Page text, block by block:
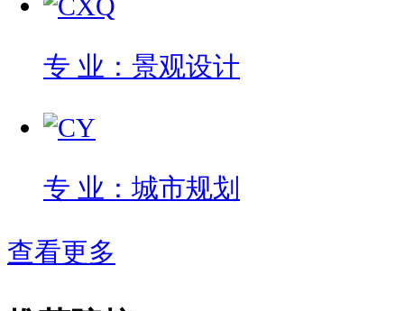
专 业：景观设计
专 业：城市规划
查看更多